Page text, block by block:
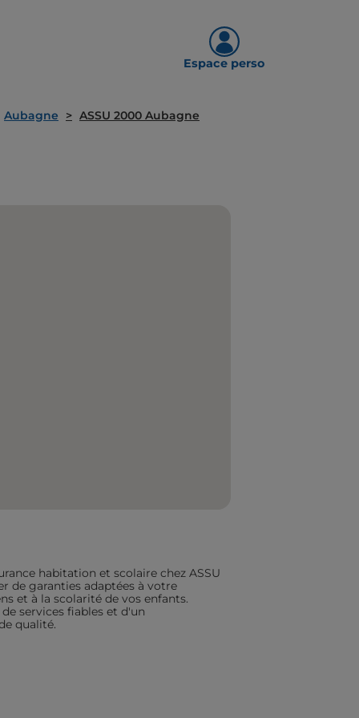
Espace perso
Aubagne ASSU 2000 Aubagne
habitation et scolaire chez ASSU
de garanties adaptées à votre
et à la scolarité de vos enfants.
services fiables et d'un
qualité.